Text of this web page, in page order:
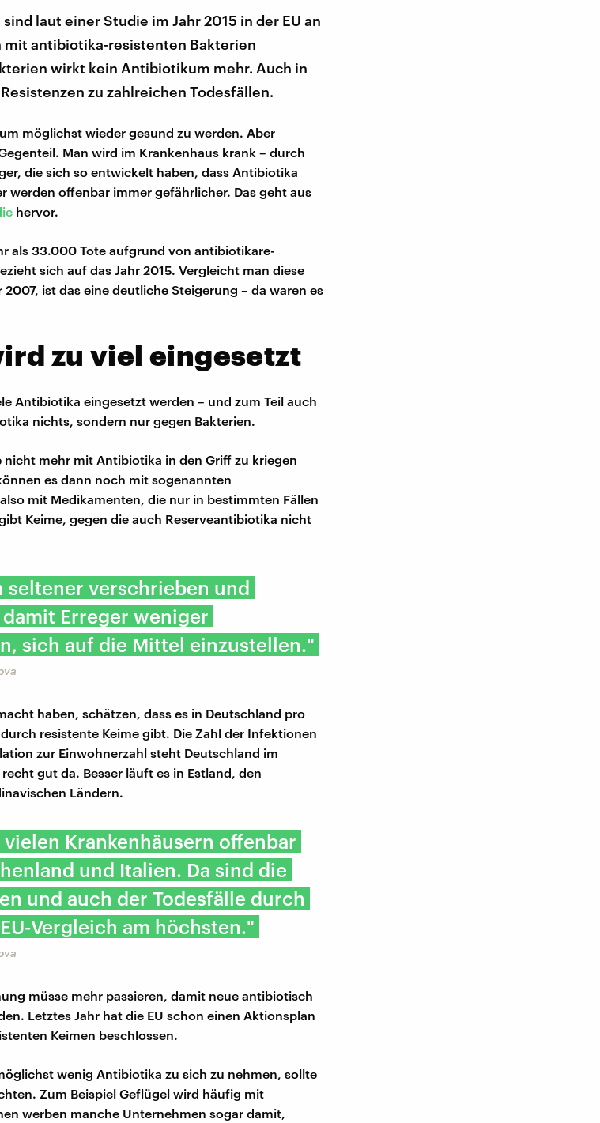
laut einer Studie im Jahr 2015 in der EU an
antibiotika-resistenten Bakterien
wirkt kein Antibiotikum mehr. Auch in
zu zahlreichen Todesfällen.
möglichst wieder gesund zu werden. Aber
Man wird im Krankenhaus krank – durch
die sich so entwickelt haben, dass Antibiotika
werden offenbar immer gefährlicher. Das geht aus
hervor.
als 33.000 Tote aufgrund von antibiotikare-
sich auf das Jahr 2015. Vergleicht man diese
ist das eine deutliche Steigerung – da waren es
zu viel eingesetzt
Antibiotika eingesetzt werden – und zum Teil auch
nichts, sondern nur gegen Bakterien.
nicht mehr mit Antibiotika in den Griff zu kriegen
es dann noch mit sogenannten
mit Medikamenten, die nur in bestimmten Fällen
Keime, gegen die auch Reserveantibiotika nicht
seltener verschrieben und
Erreger weniger
sich auf die Mittel einzustellen."
haben, schätzen, dass es in Deutschland pro
resistente Keime gibt. Die Zahl der Infektionen
zur Einwohnerzahl steht Deutschland im
gut da. Besser läuft es in Estland, den
Ländern.
Krankenhäusern offenbar
und Italien. Da sind die
und auch der Todesfälle durch
Vergleich am höchsten."
müsse mehr passieren, damit neue antibiotisch
Letztes Jahr hat die EU schon einen Aktionsplan
Keimen beschlossen.
wenig Antibiotika zu sich zu nehmen, sollte
Zum Beispiel Geflügel wird häufig mit
werben manche Unternehmen sogar damit,